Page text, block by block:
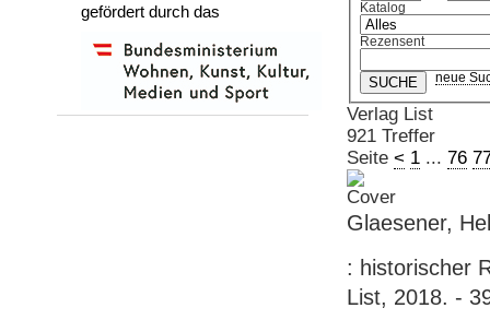
Katalog
Rezensent
neue
Verlag List
921 Treffer
Seite < 1... 76
Glaesener,
: historischer
List, 2018. -
gefördert durch das